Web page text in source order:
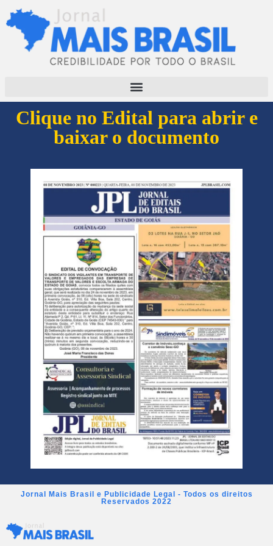
Clique no Edital para abrir e
baixar o documento
Jornal Mais Brasil e Publicidade Legal - Todos os direitos
Reservados 2022